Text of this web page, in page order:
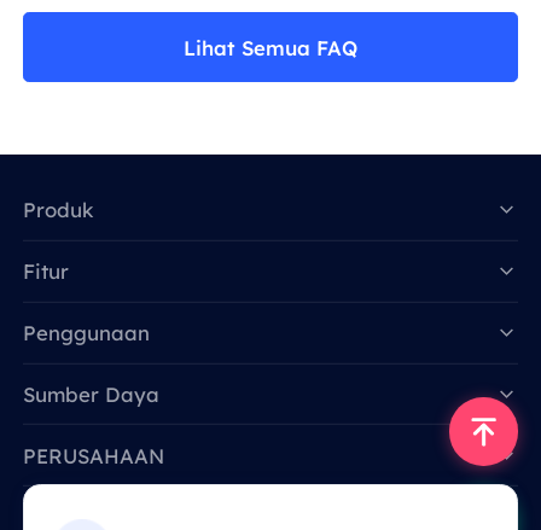
Lihat Semua FAQ
Produk
Fitur
Penggunaan
Sumber Daya
PERUSAHAAN